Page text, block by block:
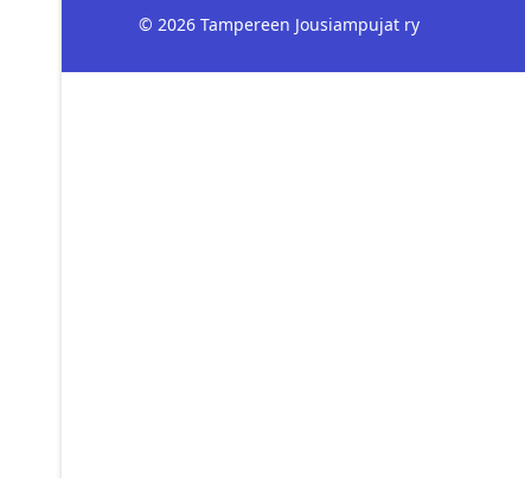
© 2026 Tampereen Jousiampujat ry